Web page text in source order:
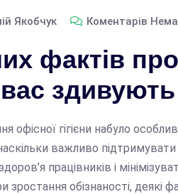
Якобчук Коментарів
фактів
вас здивують
офісної гігієни набуло
важливо
працівників і
зростання обізнаності, деякі